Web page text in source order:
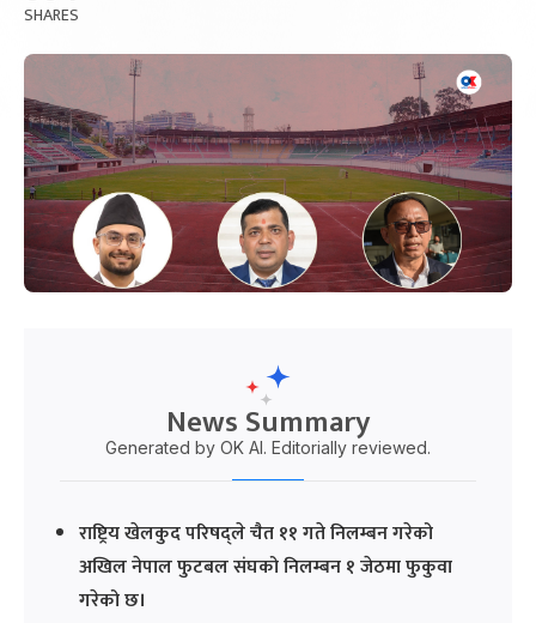
SHARES
News Summary
Generated by OK AI. Editorially reviewed.
राष्ट्रिय खेलकुद परिषद्ले चैत ११ गते निलम्बन गरेको
अखिल नेपाल फुटबल संघको निलम्बन १ जेठमा फुकुवा
गरेको छ।